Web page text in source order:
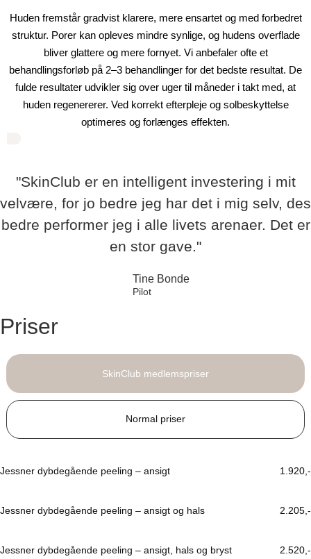
Huden fremstår gradvist klarere, mere ensartet og med forbedret
struktur. Porer kan opleves mindre synlige, og hudens overflade
bliver glattere og mere fornyet. Vi anbefaler ofte et
behandlingsforløb på 2–3 behandlinger for det bedste resultat. De
fulde resultater udvikler sig over uger til måneder i takt med, at
huden regenererer. Ved korrekt efterpleje og solbeskyttelse
optimeres og forlænges effekten.
"SkinClub er en intelligent investering i mit
velvære, for jo bedre jeg har det i mig selv, des
bedre performer jeg i alle livets arenaer. Det er
en stor gave."
Tine Bonde
Pilot
Priser
SkinClub medlemspriser
Normal priser
Jessner dybdegående peeling – ansigt 1.920,-
Jessner dybdegående peeling – ansigt og hals 2.205,-
Jessner dybdegående peeling – ansigt, hals og bryst 2.520,-